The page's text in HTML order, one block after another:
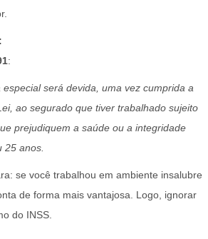
:
será devida, uma vez cumprida a
ao segurado que tiver trabalhado sujeito
prejudiquem a saúde ou a integridade
25 anos.
se você trabalhou em ambiente insalubre
de forma mais vantajosa. Logo, ignorar
do INSS.